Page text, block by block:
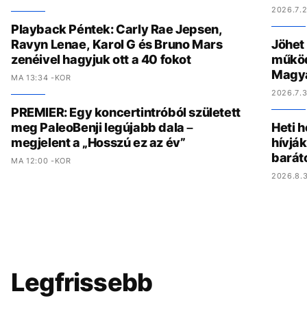
Playback Péntek: Carly Rae Jepsen,
Ravyn Lenae, Karol G és Bruno Mars
zenéivel hagyjuk ott a 40 fokot
MA 13:34 -KOR
PREMIER: Egy koncertintróból született
meg PaleoBenji legújabb dala –
megjelent a „Hosszú ez az év”
MA 12:00 -KOR
Jöhet
Heti
Legfrissebb